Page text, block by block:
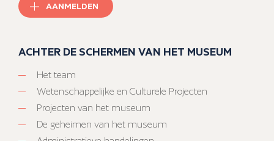
AANMELDEN
ACHTER DE SCHERMEN VAN HET MUSEUM
Het team
Wetenschappelijke en Culturele Projecten
Projecten van het museum
De geheimen van het museum